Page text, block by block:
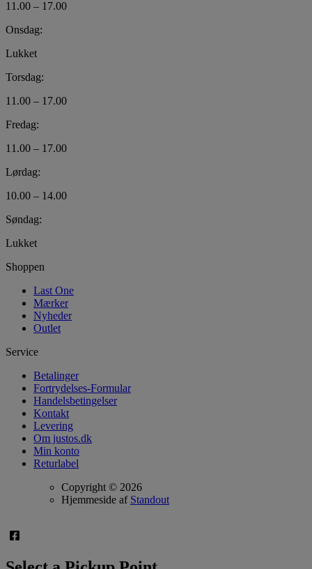
11.00 – 17.00
Onsdag:
Lukket
Torsdag:
11.00 – 17.00
Fredag:
11.00 – 17.00
Lørdag:
10.00 – 14.00
Søndag:
Lukket
Shoppen
Last One
Mærker
Nyheder
Outlet
Service
Betalinger
Fortrydelses-Formular
Handelsbetingelser
Kontakt
Levering
Om justos.dk
Min konto
Returlabel
Copyright © 2026
Hjemmeside af Standout